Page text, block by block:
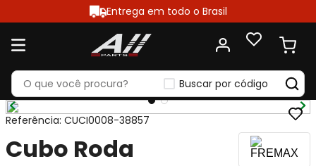
Entrega em todo o Brasil
Buscar por código
Referência: CUCI0008-38857
Cubo Roda